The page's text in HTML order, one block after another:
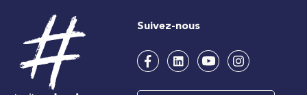
Suivez-nous